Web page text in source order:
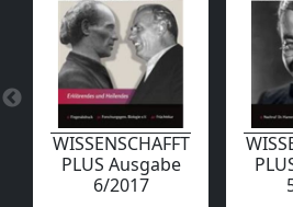
WISSENSCHAFFT
PLUS Ausgabe
6/2017